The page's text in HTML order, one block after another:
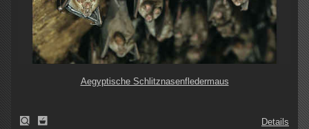
Aegyptische Schlitznasenfledermaus
Details